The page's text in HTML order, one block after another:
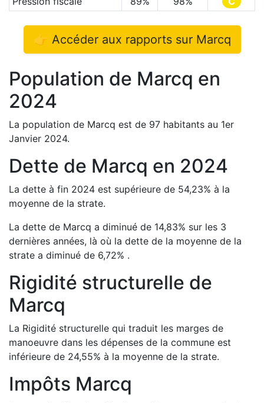
👉 Accéder aux rapports sur Marcq
Population de Marcq en
2024
La population de Marcq est de 97 habitants au 1er
Janvier 2024.
Dette de Marcq en 2024
La dette à fin 2024 est supérieure de 54,23% à la
moyenne de la strate.
La dette de Marcq a diminué de 14,83% sur les 3
dernières années, là où la dette de la moyenne de la
strate a diminué de 6,72% .
Rigidité structurelle de
Marcq
La Rigidité structurelle qui traduit les marges de
manoeuvre dans les dépenses de la commune est
inférieure de 24,55% à la moyenne de la strate.
Impôts Marcq